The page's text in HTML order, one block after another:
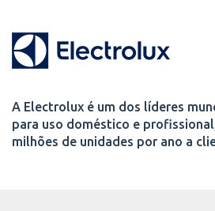
A Electrolux é um dos líderes
para uso doméstico e
milhões de unidades por ano a